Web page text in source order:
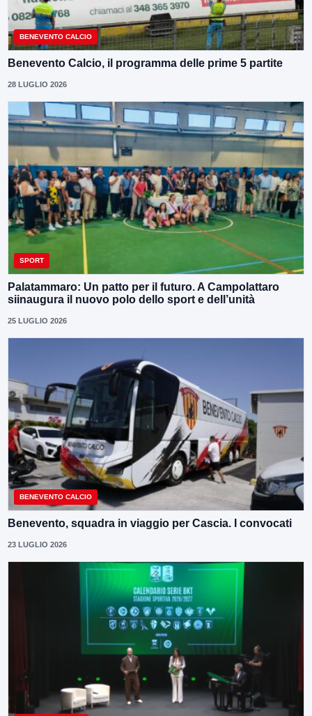
BENEVENTO CALCIO
Benevento Calcio, il programma delle prime 5 partite
28 LUGLIO 2026
SPORT
Palatammaro: Un patto per il futuro. A Campolattaro
siinaugura il nuovo polo dello sport e dell’unità
25 LUGLIO 2026
BENEVENTO CALCIO
Benevento, squadra in viaggio per Cascia. I convocati
23 LUGLIO 2026